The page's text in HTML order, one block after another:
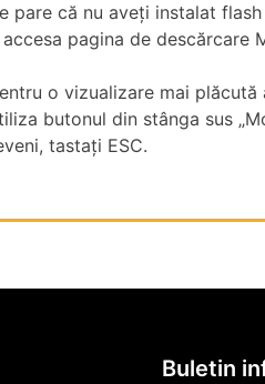
pare că nu aveți instalat
pagina de descărcare
o vizualizare mai
butonul din stânga sus
tastați ESC.
Buletin